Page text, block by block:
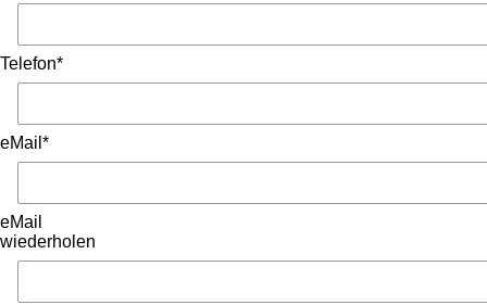
Telefon*
eMail*
eMail
wiederholen